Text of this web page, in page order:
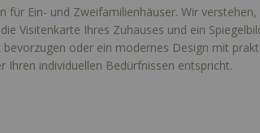
Ein- und Zweifamilienhäuser. Wir verstehen,
Visitenkarte Ihres Zuhauses und ein
oder ein modernes Design mit
Ihren individuellen Bedürfnissen entspricht.